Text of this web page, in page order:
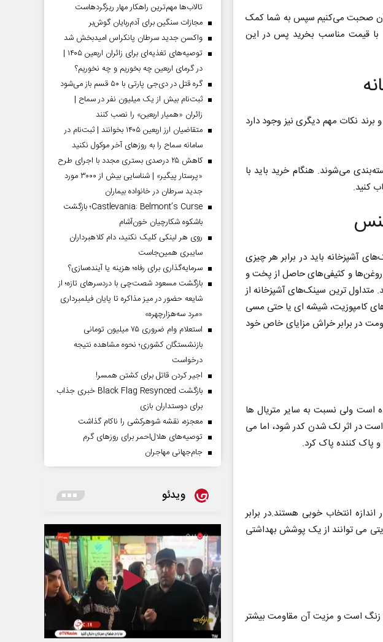
آن صحبت می‌کنیم سپس به شما کمک
با قیمت مناسب بخرید پس در این
برند نکات مهم دیگری نیز وجود دارد
و زیرکار دسته‌بندی می‌شوند. هنگام خرید باید با
کنید.
آشپزخانه باید در برابر هر چیزی
روغن‌ها و کثیفی‌های حاصل از پخت و
متداول ترین سینک‌های آشپزخانه از
کامپوزیت، شیشه ای یا حتی مسی
در برابر خراش مزایای خاص خود
است ولی نسبت به سایر متریال ها
در اثر لک شدن کدر شود، اما می
و پاک کننده پاک کرد.
انتخاب خوبی هستند.در برابر
می توانند از یک پوشش بهداشتی
زنگ است و مزیت آن مقاومت بیشتر
تالاب‌ها مهم‌ترین راهکار مهار ریزگردهاست
مجازات سنگین برای آدم‌ربایان گوش‌بر
واکسن جدید سرطان پانکراس امیدبخش شد
توصیه‌های تغذیه‌ای برای زائران اربعین ۱۴۰۵ |
در گرمای اربعین چه بخوریم و چه نخوریم؟
گره قتل در دی‌جی پارتی با ۵۰ قسم باز می‌شود
ثبت‌نام بیش از یک میلیون نفر در سماح |
زائران «همیار اربعین» را نصب کنند
متقاضیان ارز اربعین ۱۴۰۵ بخوانند | ثبت‌نام در
سامانه سماح را به روز‌های آخر موکول نکنید
کاهش ۲۵ درصدی بستری مجدد با اجرای طرح
«پرستار پیگیر» | شناسایی بیش از ۳۰۰۰ مورد
جدید سرطان در خانواده بیماران
Castlevania: Belmont’s Curse؛ بازگشت
باشکوه شکارچیان خون‌آشام
روی هر لینکی کلیک نکنید، دام کلاهبرداران
سایبری همین‌جاست
سرمایه‌گذاری برای رفاه؛ هزینه یا آینده‌سازی؟
بازگشت مسعود شصت‌چی با دردسر‌های تازه؛ از
شایعه حضور در میز مذاکره تا پایان فیلمبرداری
«مرد سه‌هزارچهره»
استعلام وام ضروری ۷۵ میلیون تومانی
بازنشستگان کشوری؛ نحوه مشاهده نتیجه
درخواست
اجیر کردن قاتل برای کشتن همسر!
بازگشت Black Flag Resynced خبری جذاب
برای دوستداران بازی
معجزه، نقشه شوهرکشی را ناکام گذاشت
توصیه‌های هلال‌احمر برای روز‌های گرم
جام‌جهانی مهاجران
ویدئو